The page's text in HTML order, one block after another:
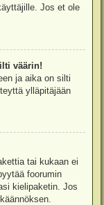
Jos et ole
väärin!
ja aika on silti
ylläpitäjään
tai kukaan ei
foorumin
kielipaketin. Jos